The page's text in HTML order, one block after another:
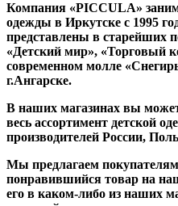
Компания «PICCULA»
одежды в Иркутске с 1995
представлены в старейших
«Детский мир», «Торговый
современном молле
г.Ангарске.
В наших магазинах вы
весь ассортимент детской
производителей России,
Мы предлагаем
понравившийся товар на
его в каком-либо из наших